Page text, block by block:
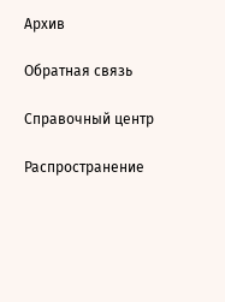
Архив
Обратная связь
Справочный центр
Распространение